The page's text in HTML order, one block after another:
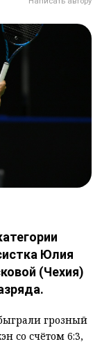
Юлия
(Чехия)
грозный
со счётом 6:3,